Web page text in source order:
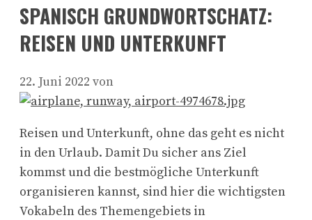
SPANISCH GRUNDWORTSCHATZ:
REISEN UND UNTERKUNFT
22. Juni 2022 von
Reisen und Unterkunft, ohne das geht es nicht
in den Urlaub. Damit Du sicher ans Ziel
kommst und die bestmögliche Unterkunft
organisieren kannst, sind hier die wichtigsten
Vokabeln des Themengebiets in